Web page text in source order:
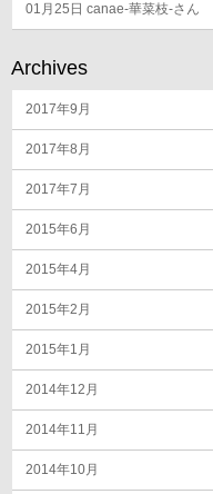
01月25日 canae-華菜枝-さん
Archives
2017年9月
2017年8月
2017年7月
2015年6月
2015年4月
2015年2月
2015年1月
2014年12月
2014年11月
2014年10月